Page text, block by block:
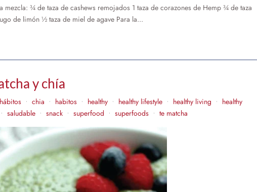
¾ de taza de cashews remojados 1 taza de corazones de Hemp ¾ de taza
de limón ½ taza de miel de agave Para la...
y chía
• chia • habitos • healthy • healthy lifestyle • healthy living •
healthy
• saludable • snack • superfood • superfoods • te matcha